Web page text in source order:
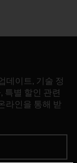
데이트, 기술 정
특별 할인 관련
라인을 통해 받